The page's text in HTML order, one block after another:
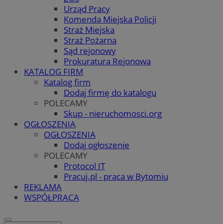
Urząd Pracy
Komenda Miejska Policji
Straż Miejska
Straż Pożarna
Sąd rejonowy
Prokuratura Rejonowa
KATALOG FIRM
Katalog firm
Dodaj firmę do katalogu
POLECAMY
Skup - nieruchomosci.org
OGŁOSZENIA
OGŁOSZENIA
Dodaj ogłoszenie
POLECAMY
Protocol IT
Pracuj.pl - praca w Bytomiu
REKLAMA
WSPÓŁPRACA